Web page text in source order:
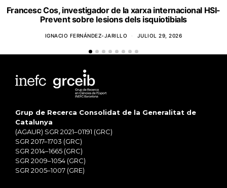
Francesc Cos, investigador de la xarxa internacional HSI-
Prevent sobre lesions dels isquiotibials
IGNACIO FERNÁNDEZ-JARILLO JULIOL 29, 2026
Grup de Recerca Consolidat de la Generalitat de
Catalunya
(AGAUR) SGR 2021–01191 (GRC)
SGR 2017–1703 (GRC)
SGR 2014–1665 (GRC)
SGR 2009–1054 (GRC)
SGR 2005–1007 (GRE)